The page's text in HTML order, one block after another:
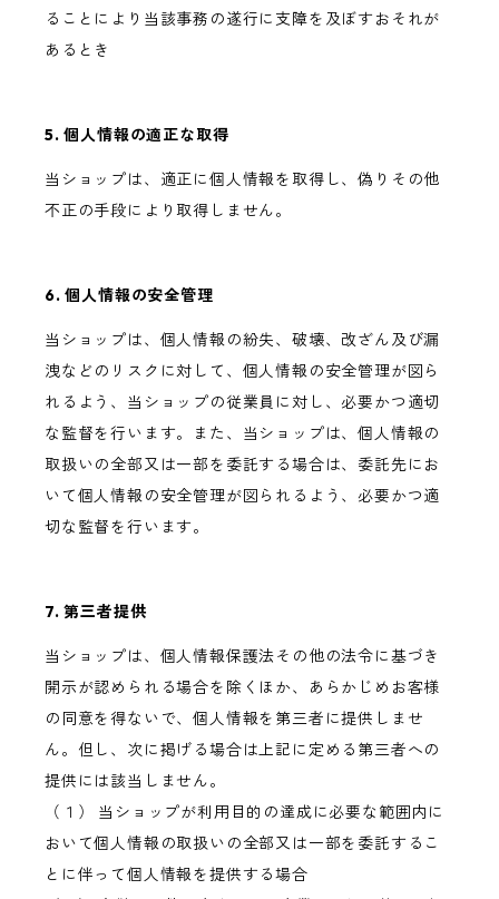
ることにより当該事務の遂行に支障を及ぼすおそれが
あるとき
5. 個人情報の適正な取得
当ショップは、適正に個人情報を取得し、偽りその他
不正の手段により取得しません。
6. 個人情報の安全管理
当ショップは、個人情報の紛失、破壊、改ざん及び漏
洩などのリスクに対して、個人情報の安全管理が図ら
れるよう、当ショップの従業員に対し、必要かつ適切
な監督を行います。また、当ショップは、個人情報の
取扱いの全部又は一部を委託する場合は、委託先にお
いて個人情報の安全管理が図られるよう、必要かつ適
切な監督を行います。
7. 第三者提供
当ショップは、個人情報保護法その他の法令に基づき
開示が認められる場合を除くほか、あらかじめお客様
の同意を得ないで、個人情報を第三者に提供しませ
ん。但し、次に掲げる場合は上記に定める第三者への
提供には該当しません。
（１） 当ショップが利用目的の達成に必要な範囲内に
おいて個人情報の取扱いの全部又は一部を委託するこ
とに伴って個人情報を提供する場合